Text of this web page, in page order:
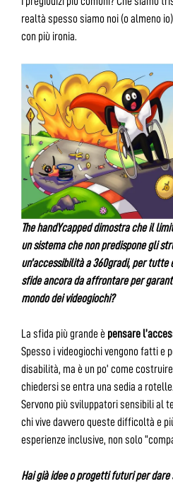
realtà spesso siamo noi (o almeno
con più ironia.
The handYcapped dimostra che il
un sistema che non predispone gli
un’accessibilità a 360gradi, per
sfide ancora da affrontare per
mondo dei videogiochi?
La sfida più grande è pensare
Spesso i videogiochi vengono fatti e
disabilità, ma è un po’ come
chiedersi se entra una sedia a rotelle.
Servono più sviluppatori sensibili al
chi vive davvero queste difficoltà e
esperienze inclusive, non solo
Hai già idee o progetti futuri per